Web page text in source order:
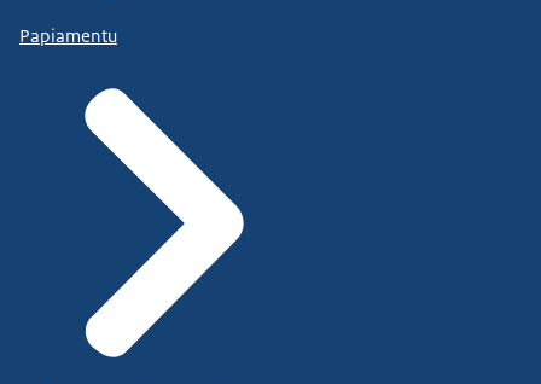
Papiamentu